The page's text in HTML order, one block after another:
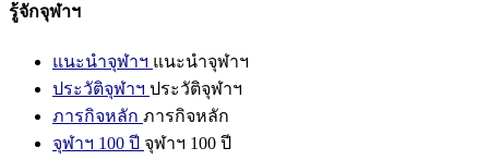
รู้จักจุฬาฯ
แนะนำจุฬาฯ แนะนำจุฬาฯ
ประวัติจุฬาฯ ประวัติจุฬาฯ
ภารกิจหลัก ภารกิจหลัก
จุฬาฯ 100 ปี จุฬาฯ 100 ปี